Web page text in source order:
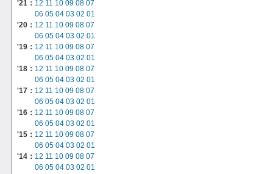
'21： 12 11 10 09 08 07
06 05 04 03 02 01
'20： 12 11 10 09 08 07
06 05 04 03 02 01
'19： 12 11 10 09 08 07
06 05 04 03 02 01
'18： 12 11 10 09 08 07
06 05 04 03 02 01
'17： 12 11 10 09 08 07
06 05 04 03 02 01
'16： 12 11 10 09 08 07
06 05 04 03 02 01
'15： 12 11 10 09 08 07
06 05 04 03 02 01
'14： 12 11 10 09 08 07
06 05 04 03 02 01